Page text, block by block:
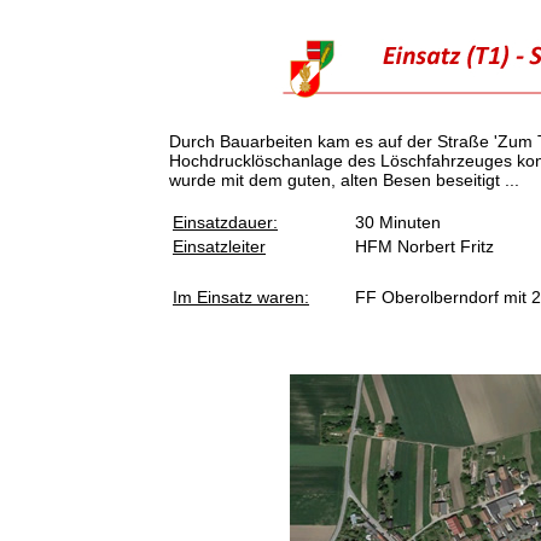
Durch Bauarbeiten kam es auf der Straße
Hochdrucklöschanlage des Löschfahrzeuges
wurde mit dem guten, alten Besen beseitigt ...
Einsatzdauer:
30 Minuten
Einsatzleiter
HFM Norbert Fritz
Im Einsatz waren: FF Oberolberndorf mit